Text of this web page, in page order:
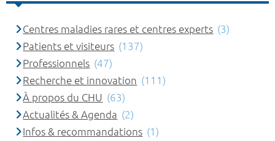
Centres maladies rares et centres experts (3)
Patients et visiteurs (137)
Professionnels (47)
Recherche et innovation (111)
À propos du CHU (63)
Actualités & Agenda (2)
Infos & recommandations (1)